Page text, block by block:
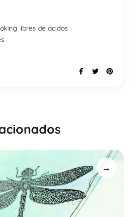
libres de ácidos
→